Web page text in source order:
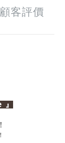
顧客評價
』